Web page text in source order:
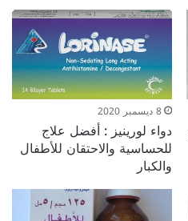
8 ديسمبر 2020
دواء لورينيز : أفضل علاج
للحساسية والاحتقان للأطفال
والكبار